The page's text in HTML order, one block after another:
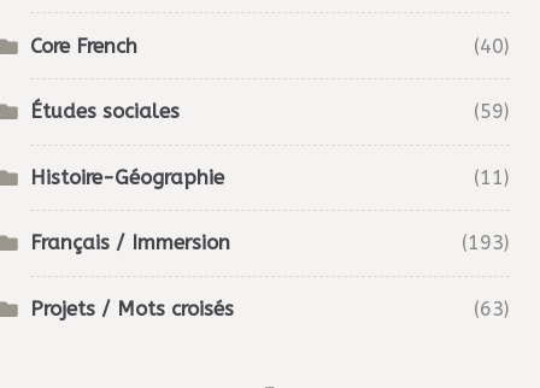
Core French (40)
Études sociales (59)
Histoire-Géographie (11)
Français / Immersion (193)
Projets / Mots croisés (63)